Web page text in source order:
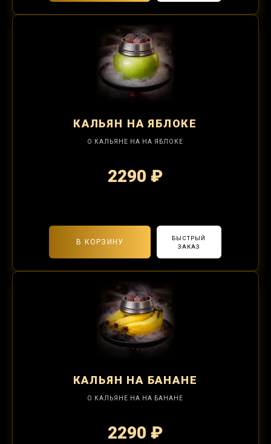
КАЛЬЯН НА ЯБЛОКЕ
О КАЛЬЯНЕ НА НА ЯБЛОКЕ
2290 ₽
В КОРЗИНУ
БЫСТРЫЙ
ЗАКАЗ
КАЛЬЯН НА БАНАНЕ
О КАЛЬЯНЕ НА НА БАНАНЕ
2290 ₽